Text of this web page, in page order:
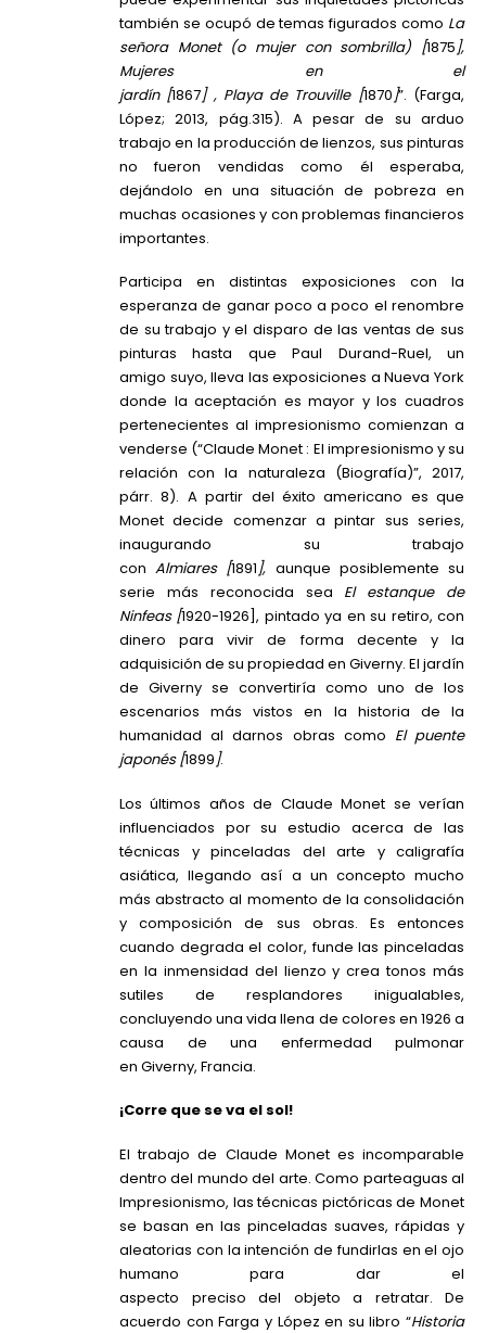
también se ocupó de temas figurados como La
señora Monet (o mujer con sombrilla) [1875],
Mujeres en el
jardín [1867] , Playa de Trouville [1870]”. (Farga,
López; 2013, pág.315). A pesar de su arduo
trabajo en la producción de lienzos, sus pinturas
no fueron vendidas como él esperaba,
dejándolo en una situación de pobreza en
muchas ocasiones y con problemas financieros
importantes.
Participa en distintas exposiciones con la
esperanza de ganar poco a poco el renombre
de su trabajo y el disparo de las ventas de sus
pinturas hasta que Paul Durand-Ruel, un
amigo suyo, lleva las exposiciones a Nueva York
donde la aceptación es mayor y los cuadros
pertenecientes al impresionismo comienzan a
venderse (“Claude Monet : El impresionismo y su
relación con la naturaleza (Biografía)”, 2017,
párr. 8). A partir del éxito americano es que
Monet decide comenzar a pintar sus series,
inaugurando su trabajo
conAlmiares [1891], aunque posiblemente su
serie más reconocida sea El estanque de
Ninfeas [1920-1926], pintado ya en su retiro, con
dinero para vivir de forma decente y la
adquisición de su propiedad en Giverny. El jardín
de Giverny se convertiría como uno de los
escenarios más vistos en la historia de la
humanidad al darnos obras como El puente
japonés [1899].
Los últimos años de Claude Monet se verían
influenciados por su estudio acerca de las
técnicas y pinceladas del arte y caligrafía
asiática, llegando así a un concepto mucho
más abstracto al momento de la consolidación
y composición de sus obras. Es entonces
cuando degrada el color, funde las pinceladas
en la inmensidad del lienzo y crea tonos más
sutiles de resplandores inigualables,
concluyendo una vida llena de colores en 1926 a
causa de una enfermedad pulmonar
en Giverny, Francia.
¡Corre que se va el sol!
El trabajo de Claude Monet es incomparable
dentro del mundo del arte. Como parteaguas al
Impresionismo, las técnicas pictóricas de Monet
se basan en las pinceladas suaves, rápidas y
aleatorias con la intención de fundirlas en el ojo
humano para dar el
aspecto preciso del objeto a retratar. De
acuerdo con Farga y López en su libro “Historia